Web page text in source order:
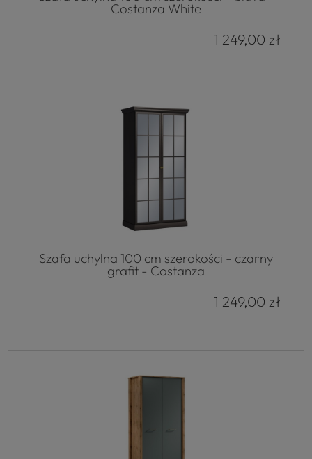
Costanza White
1 249,00 zł
Szafa uchylna 100 cm szerokości - czarny
grafit - Costanza
1 249,00 zł